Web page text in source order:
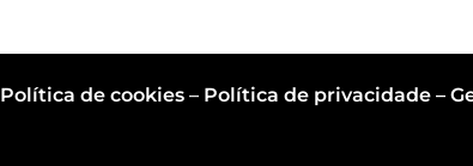
Política de cookies – Política de privacidade –